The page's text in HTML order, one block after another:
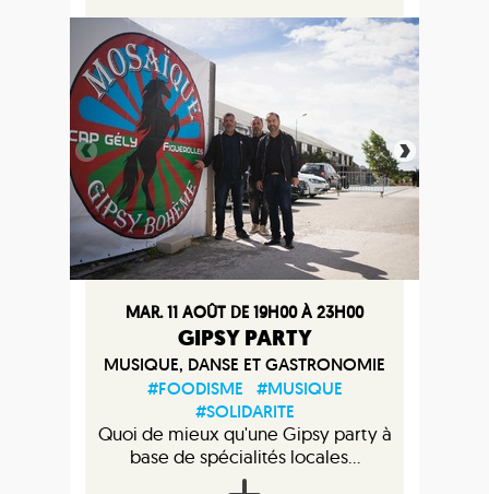
MAR. 11 AOÛT DE 19H00 À 23H00
GIPSY PARTY
MUSIQUE, DANSE ET GASTRONOMIE
#FOODISME
#MUSIQUE
#SOLIDARITE
Quoi de mieux qu'une Gipsy party à
base de spécialités locales...